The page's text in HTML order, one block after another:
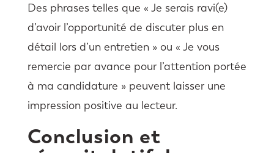
Des phrases telles que « Je serais ravi(e)
d’avoir l’opportunité de discuter plus en
détail lors d’un entretien » ou « Je vous
remercie par avance pour l’attention portée
à ma candidature » peuvent laisser une
impression positive au lecteur.
Conclusion et